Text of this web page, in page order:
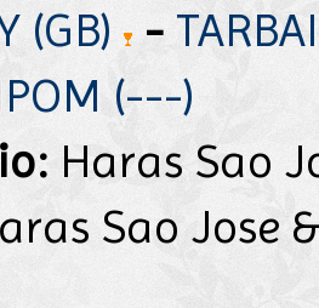
(GB)
-
(---)
Haras Sao
Sao Jose